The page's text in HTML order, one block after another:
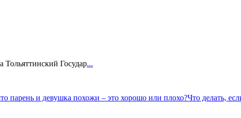
Тольяттинский Государ...
парень и девушка похожи – это хорошо или плохо?Что делать,